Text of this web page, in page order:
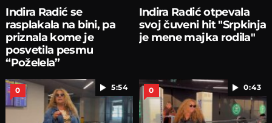
Indira Radić se
rasplakala na bini, pa
priznala kome je
posvetila pesmu
“Poželela”
Indira Radić otpevala
svoj čuveni hit "Srpkinja
je mene majka rodila"
5:54
0 0:43
0